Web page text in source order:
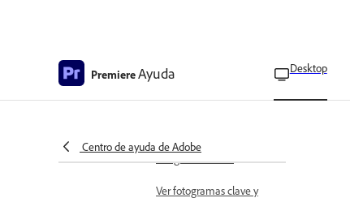
PremiereAyuda Desktop
Centro de ayuda de Adobe
Editar gráficos de
Ver fotogramas clave y